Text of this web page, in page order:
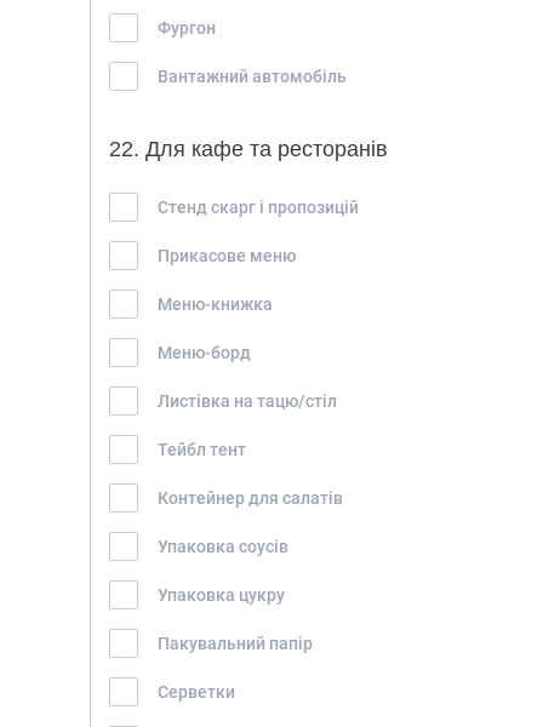
Фургон
Вантажний автомобіль
22. Для кафе та ресторанів
Стенд скарг і пропозицій
Прикасове меню
Меню-книжка
Меню-борд
Листівка на тацю/стіл
Тейбл тент
Контейнер для салатів
Упаковка соусів
Упаковка цукру
Пакувальний папір
Серветки